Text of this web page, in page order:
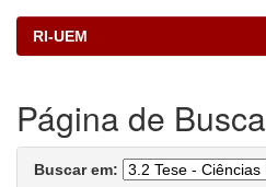
RI-UEM
Página de Busca
Buscar em: